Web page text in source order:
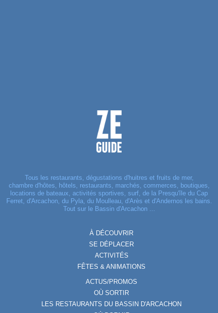
Tous les restaurants, dégustations d'huitres et fruits de mer,
chambre d'hôtes, hôtels, restaurants, marchés, commerces, boutiques,
locations de bateaux, activités sportives, surf, de la Presqu'île du Cap
Ferret, d'Arcachon, du Pyla, du Moulleau, d'Arès et d'Andernos les bains.
Tout sur le Bassin d'Arcachon ...
À DÉCOUVRIR
SE DÉPLACER
ACTIVITÉS
FÊTES & ANIMATIONS
ACTUS/PROMOS
OÙ SORTIR
LES RESTAURANTS DU BASSIN D'ARCACHON